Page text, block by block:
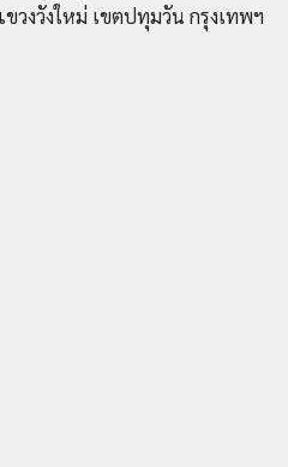
งวังใหม่ เขตปทุมวัน กรุงเทพฯ